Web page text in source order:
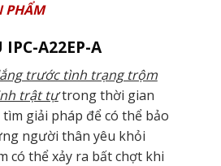
PHẨM
A22EP-A
trước tình trạng trộm
trật tựtrong thời gian
giải pháp để có thể bảo
người thân yêu khỏi
có thể xảy ra bất chợt khi